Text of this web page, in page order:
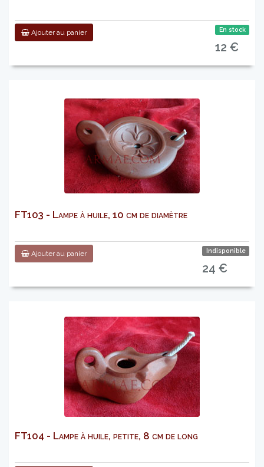
Ajouter au panier En stock
12 €
FT103 - Lampe à huile, 10 cm de diamètre
Ajouter au panier Indisponible
24 €
FT104 - Lampe à huile, petite, 8 cm de long